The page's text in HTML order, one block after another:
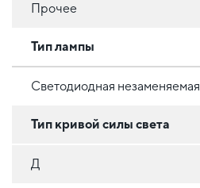
Прочее
Тип лампы
Светодиодная незаменяемая
Тип кривой силы света
Д